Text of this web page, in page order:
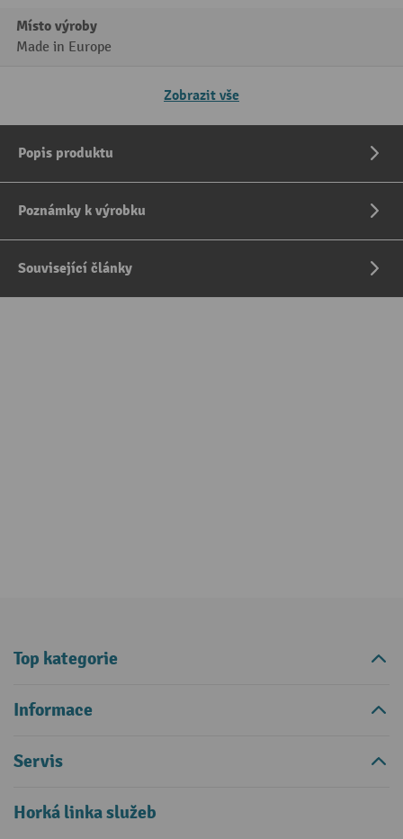
Místo výroby
Made in Europe
Zobrazit vše
Popis produktu
Poznámky k výrobku
Související články
Top kategorie
Informace
Servis
Horká linka služeb